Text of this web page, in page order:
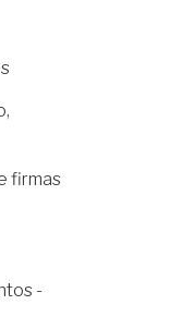
firmas
-